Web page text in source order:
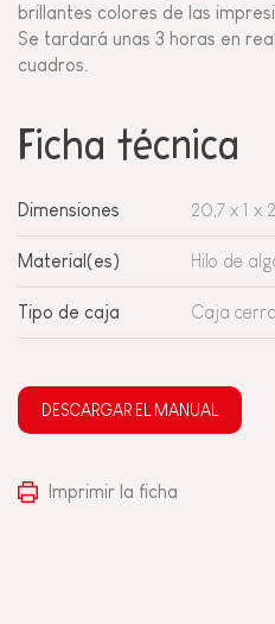
brillantes colores de las
Se tardará unas 3 horas en
cuadros.
Ficha técnica
Dimensiones 20,7 x 1 x
Material(es) Hilo de
Tipo de caja Caja
DESCARGAR EL MANUAL
Imprimir la ficha